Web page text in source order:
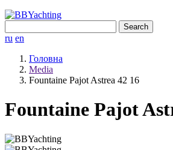
for:
ru en
Головна
Media
Fountaine Pajot Astrea 42 16
Fountaine Pajot